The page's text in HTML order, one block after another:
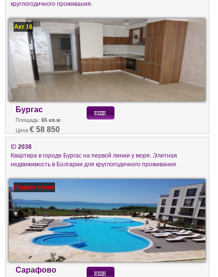
круглогодичного проживания.
Акт 16
Бургас
Площадь: 65 кв.м
Цена € 58 850
ID 2038
Квартира в городе Бургас на первой линии у моря. Элитная
недвижимость в Болгарии для круглогодичного проживания.
Первая линия
Сарафово